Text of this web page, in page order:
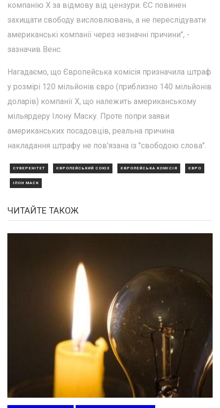
компанію X за відмову від цензури. ЄС повинен
захищати свободу висловлювань, а не переслідувати
американські компанії через незначні причини", -
зазначив Венс.
Нагадаємо, що Європейська комісія призначила штраф
у розмірі 120 мільйонів євро (приблизно 140 мільйонів
доларів) компанії X, що належить американському
мільярдеру Ілону Маску. Проте попри заяви
американських посадовців, реальна причина
накладання штрафу не пов'язана із "свободою слова".
СУВЕРЕНІТЕТ ЄВРОПЕЙСЬКИЙ СОЮЗ ЄВРОПЕЙСЬКА КОМІСІЯ ЄВРО
ІЛОН МАСК
ЧИТАЙТЕ ТАКОЖ